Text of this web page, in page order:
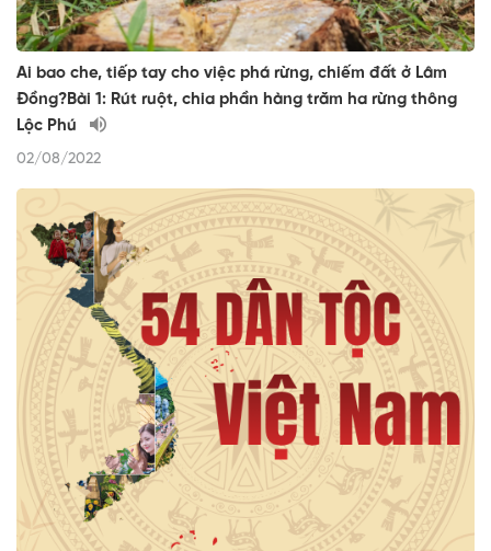
Ai bao che, tiếp tay cho việc phá rừng, chiếm đất ở Lâm
Đồng?Bài 1: Rút ruột, chia phần hàng trăm ha rừng thông
Lộc Phú
02/08/2022